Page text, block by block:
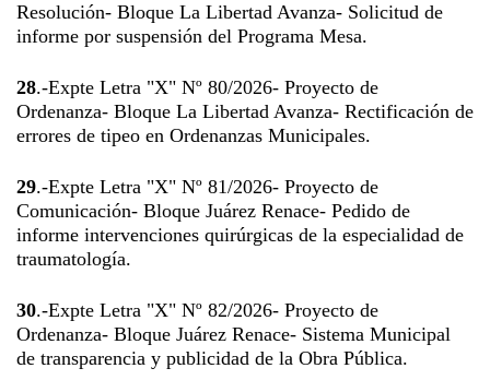
Resolución- Bloque La Libertad Avanza- Solicitud de
informe por suspensión del Programa Mesa.
28.-Expte Letra "X" Nº 80/2026- Proyecto de
Ordenanza- Bloque La Libertad Avanza- Rectificación de
errores de tipeo en Ordenanzas Municipales.
29.-Expte Letra "X" Nº 81/2026- Proyecto de
Comunicación- Bloque Juárez Renace- Pedido de
informe intervenciones quirúrgicas de la especialidad de
traumatología.
30.-Expte Letra "X" Nº 82/2026- Proyecto de
Ordenanza- Bloque Juárez Renace- Sistema Municipal
de transparencia y publicidad de la Obra Pública.